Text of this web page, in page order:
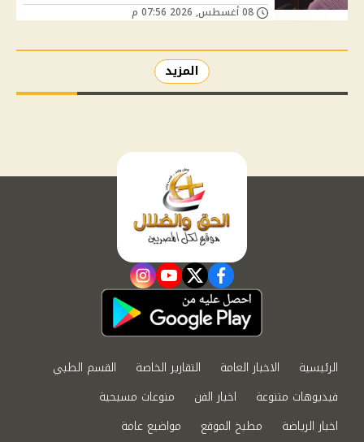
المزيد
facebook
twitter
youtube
instagram
الرئيسية الاخبار العامة التقارير الخاصة
القسم الطبي
فيديوهات متنوعة
اخبار الفن
منوعات مسيحية
اخبار الرياضة
مطبخ الموقع مواضيع عامة